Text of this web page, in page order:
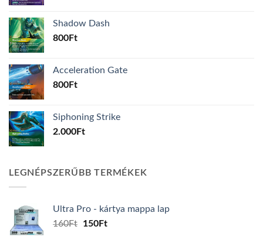
Shadow Dash
800Ft
Acceleration Gate
800Ft
Siphoning Strike
2.000Ft
LEGNÉPSZERŰBB TERMÉKEK
Ultra Pro - kártya mappa lap
160Ft
Original
150FtCurrent